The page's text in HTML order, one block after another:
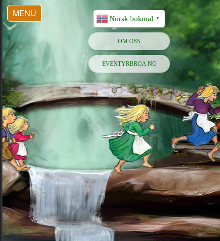
MENU
Norsk bokmål ▼
OM OSS
EVENTYRBROA.NO